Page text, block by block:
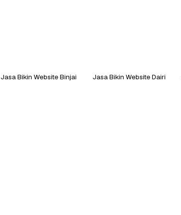
Jasa Bikin Website Binjai Jasa Bikin Website Dairi